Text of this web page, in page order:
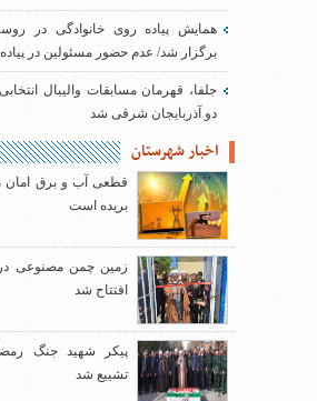
همایش پیاده روی خانوادگی در
برگزار شد/ عدم حضور مسئولین در
جلفا، قهرمان مسابقات والیبال
دو آذربایجان شرقی شد
اخبار شهرستان
قطعی آب و برق امان
بریده است
زمین چمن مصنوعی
افتتاح شد
پیکر شهید جنگ
تشییع شد